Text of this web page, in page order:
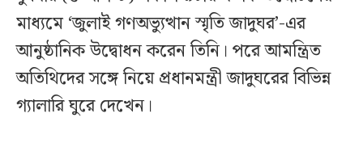
মাধ্যমে ‘জুলাই গণঅভ্যুত্থান স্মৃতি জাদুঘর’-এর
আনুষ্ঠানিক উদ্বোধন করেন তিনি। পরে আমন্ত্রিত
অতিথিদের সঙ্গে নিয়ে প্রধানমন্ত্রী জাদুঘরের বিভিন্ন
গ্যালারি ঘুরে দেখেন।